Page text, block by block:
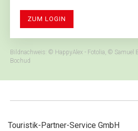
ZUM LOGIN
Bildnachweis: © HappyAlex - Fotolia, © Samuel
Bochud
Touristik-Partner-Service GmbH